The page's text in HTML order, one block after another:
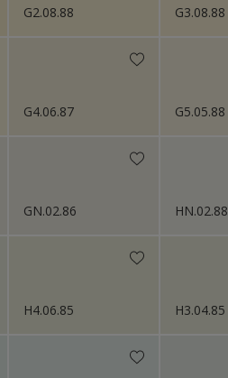
G2.08.88 G3.08.88
G4.06.87 G5.05.88
GN.02.86 HN.02.88
H4.06.85 H3.04.85